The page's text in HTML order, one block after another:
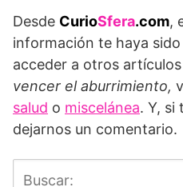
Desde CurioSfera.com,
información te haya
acceder a otros artículos
vencer el aburrimiento,
salud o miscelánea. Y, si
dejarnos un comentario.